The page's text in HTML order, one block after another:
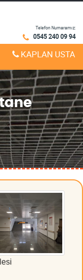
Telefon Numaramız:
0545 240 09 94
KAPLAN USTA